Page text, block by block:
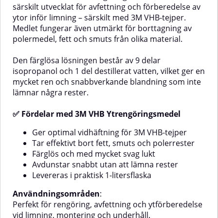
primade ytor samt plaster. Den
fungerar också bra för rengöring
efter slipning inom bil- och
fordonslackering.✅ Fördelar med
Silicone Remover från
silikon, fett, olja, hartser och
slipdammSnabbtorkande
formula för smidigt
arbetsflödeGiftfri och ozonvänlig
produkt – skonsam för
och
beläggningarAnvändningsområdenYtrengöring
före applicering av
lackeringsmaterialRengöring efter
slipning inom bil- och
fordonslackeringLämpliga
ytorMetallPlastPolyesterspackelPrimers
och fillersFärdighärdade gamla
eller färska beläggningarSå här
använder du Silicone
RemoverApplicera produkten
med sprutpistol, trasa eller
mängder. Silicone Remover
används både för initial rengöring
av gamla/OEM-beläggningar,
grundade och primade ytor, samt
plast och för rengöring efter
fordonslackering.✅ Fördelar med
Silicone Remover från
C.A.R.FITEffektiv borttagning av
silikon, fett, olja, hartser och
arbetsflödeGiftfri och ozonvänlig
– mer skonsam för
miljönAnpassad för professionellt
bruk med större förpackning (5
L)Passar på flera olika ytor och
före applicering av
lackeringsmaterialRengöring efter
och fillersFärdighärdade gamla
särskilt utvecklat för avfettning och förberedelse av
ytor inför limning – särskilt med 3M VHB-tejper.
Medlet fungerar även utmärkt för borttagning av
polermedel, fett och smuts från olika material.
Den färglösa lösningen består av 9 delar
isopropanol och 1 del destillerat vatten, vilket ger en
mycket ren och snabbverkande blandning som inte
lämnar några rester.
✅ Fördelar med 3M VHB Ytrengöringsmedel
Ger optimal vidhäftning för 3M VHB-tejper
Tar effektivt bort fett, smuts och polerrester
Färglös och med mycket svag lukt
Avdunstar snabbt utan att lämna rester
Levereras i praktisk 1-litersflaska
Användningsområden:
Perfekt för rengöring, avfettning och ytförberedelse
vid limning, montering och underhåll.